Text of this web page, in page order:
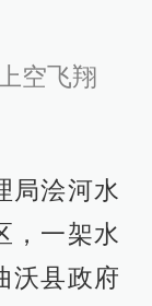
空飞翔
局浍河水
，一架水
沃县政府